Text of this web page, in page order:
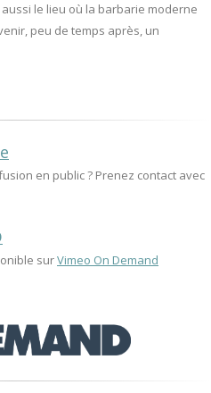
le lieu où la barbarie moderne
peu de temps après, un
en public ? Prenez contact avec
surVimeo On Demand